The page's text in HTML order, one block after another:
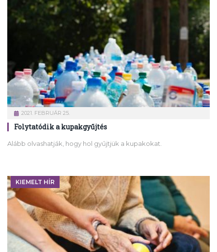
2021. FEBRUÁR 25.
Folytatódik a kupakgyűjtés
Alább olvashatják, hogy hol gyűjtjük a kupakokat.
KIEMELT HÍR